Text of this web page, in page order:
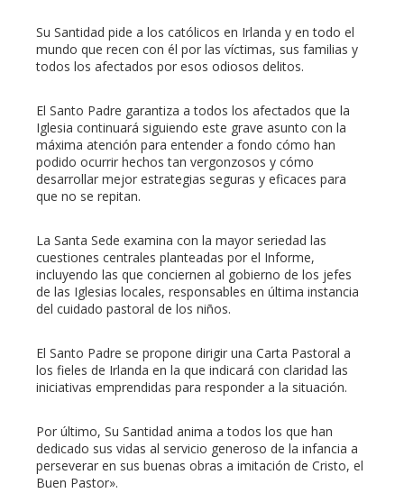
Su Santidad pide a los católicos en Irlanda y en todo el
mundo que recen con él por las víctimas, sus familias y
todos los afectados por esos odiosos delitos.
El Santo Padre garantiza a todos los afectados que la
Iglesia continuará siguiendo este grave asunto con la
máxima atención para entender a fondo cómo han
podido ocurrir hechos tan vergonzosos y cómo
desarrollar mejor estrategias seguras y eficaces para
que no se repitan.
La Santa Sede examina con la mayor seriedad las
cuestiones centrales planteadas por el Informe,
incluyendo las que conciernen al gobierno de los jefes
de las Iglesias locales, responsables en última instancia
del cuidado pastoral de los niños.
El Santo Padre se propone dirigir una Carta Pastoral a
los fieles de Irlanda en la que indicará con claridad las
iniciativas emprendidas para responder a la situación.
Por último, Su Santidad anima a todos los que han
dedicado sus vidas al servicio generoso de la infancia a
perseverar en sus buenas obras a imitación de Cristo, el
Buen Pastor».